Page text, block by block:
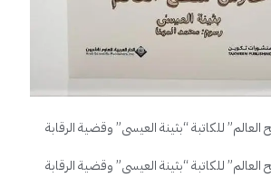
للكاتبة “بثينة العيسى” وقضية الرقابة
للكاتبة “بثينة العيسى” وقضية الرقابة